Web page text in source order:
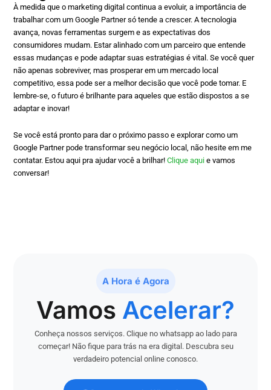
À medida que o marketing digital continua a evoluir, a importância de
trabalhar com um Google Partner só tende a crescer. A tecnologia
avança, novas ferramentas surgem e as expectativas dos
consumidores mudam. Estar alinhado com um parceiro que entende
essas mudanças e pode adaptar suas estratégias é vital. Se você quer
não apenas sobreviver, mas prosperar em um mercado local
competitivo, essa pode ser a melhor decisão que você pode tomar. E
lembre-se, o futuro é brilhante para aqueles que estão dispostos a se
adaptar e inovar!
Se você está pronto para dar o próximo passo e explorar como um
Google Partner pode transformar seu negócio local, não hesite em me
contatar. Estou aqui pra ajudar você a brilhar!Clique aqui e vamos
conversar!
A Hora é Agora
Vamos Acelerar?
Conheça nossos serviços. Clique no whatsapp ao lado para
começar! Não fique para trás na era digital. Descubra seu
verdadeiro potencial online conosco.